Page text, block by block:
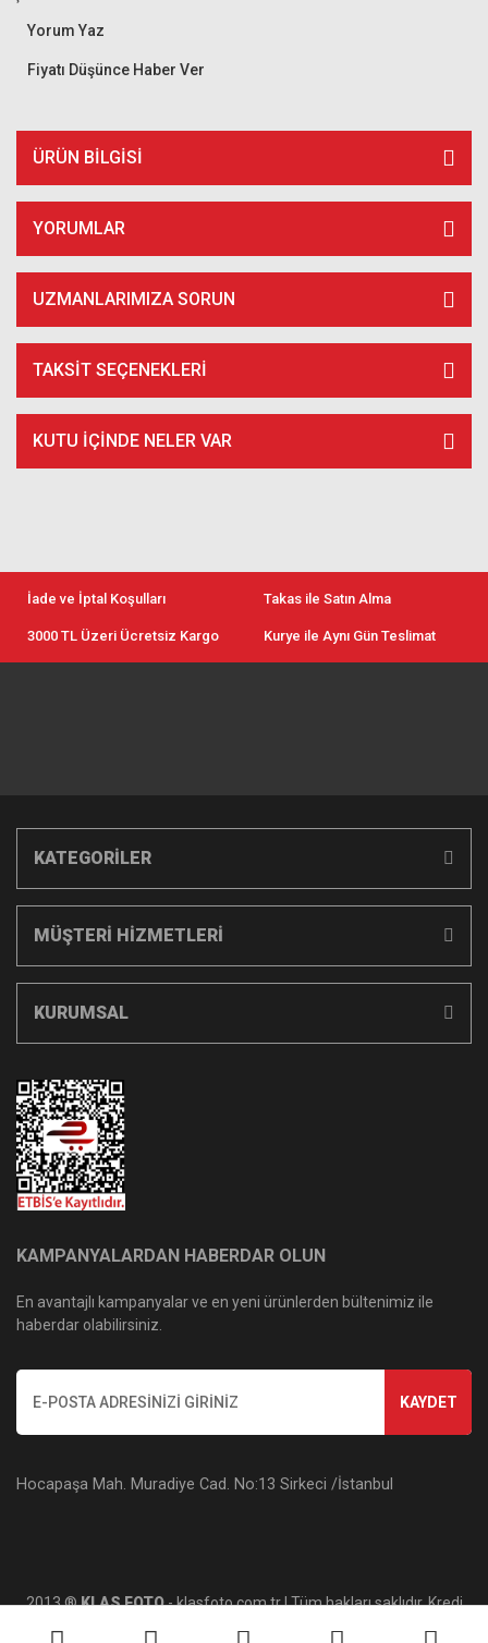
Yorum Yaz
Fiyatı Düşünce Haber Ver
ÜRÜN BILGISI
YORUMLAR
UZMANLARIMIZA SORUN
TAKSIT SEÇENEKLERI
KUTU İÇİNDE NELER VAR
İade ve İptal Koşulları Takas ile Satın Alma
3000 TL Üzeri Ücretsiz Kargo Kurye ile Aynı Gün Teslimat
KATEGORİLER
MÜŞTERİ HİZMETLERİ
KURUMSAL
KAMPANYALARDAN HABERDAR OLUN
En avantajlı kampanyalar ve en yeni ürünlerden bültenimiz ile
haberdar olabilirsiniz.
KAYDET
Hocapaşa Mah. Muradiye Cad. No:13 Sirkeci /İstanbul
2013 ®KLAS FOTO- klasfoto.com.tr | Tüm hakları saklıdır. Kredi